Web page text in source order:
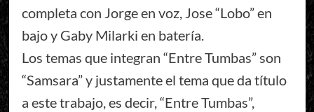
completa con Jorge en voz, Jose “Lobo” en
bajo y Gaby Milarki en batería.
Los temas que integran “Entre Tumbas” son
“Samsara” y justamente el tema que da título
a este trabajo, es decir, “Entre Tumbas”,